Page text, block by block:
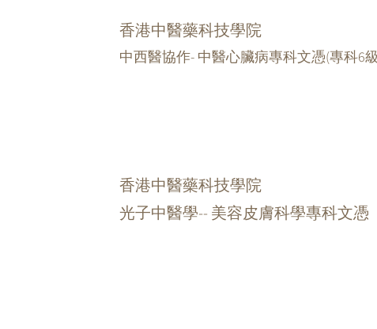
香港中醫藥科技學院
中西醫協作- 中醫心臟病專科文憑(專科6
香港中醫藥科技學院
光子中醫學-- 美容皮膚科學專科文憑